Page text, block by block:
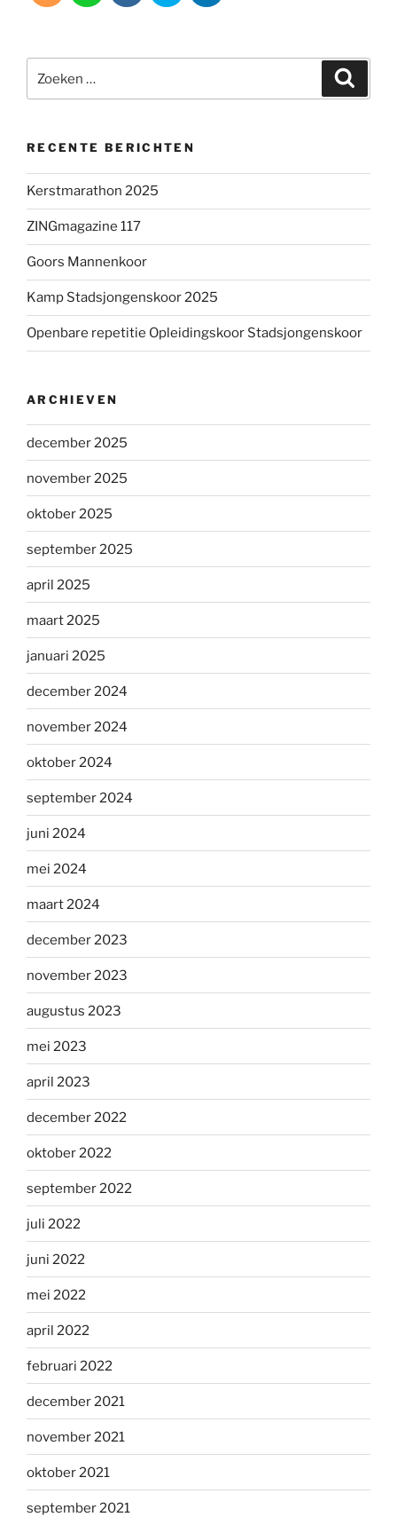
naar:
RECENTE BERICHTEN
Kerstmarathon 2025
ZINGmagazine 117
Goors Mannenkoor
Kamp Stadsjongenskoor 2025
Openbare repetitie Opleidingskoor Stadsjongenskoor
ARCHIEVEN
december 2025
november 2025
oktober 2025
september 2025
april 2025
maart 2025
januari 2025
december 2024
november 2024
oktober 2024
september 2024
juni 2024
mei 2024
maart 2024
december 2023
november 2023
augustus 2023
mei 2023
april 2023
december 2022
oktober 2022
september 2022
juli 2022
juni 2022
mei 2022
april 2022
februari 2022
december 2021
november 2021
oktober 2021
september 2021